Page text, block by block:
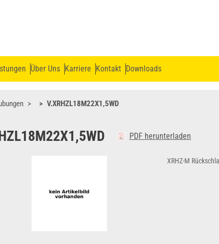
Über Uns Karriere Kontakt Downloads
V.XRHZL18M22X1,5WD
PDF herunterladen
XRHZ-M